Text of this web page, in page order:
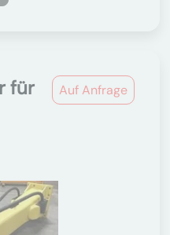
Auf Anfrage
für